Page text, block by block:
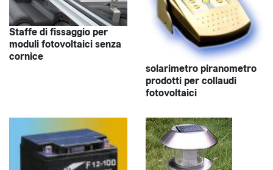
Staffe di fissaggio per
moduli fotovoltaici senza
cornice
solarimetro piranometro
prodotti per collaudi
fotovoltaici